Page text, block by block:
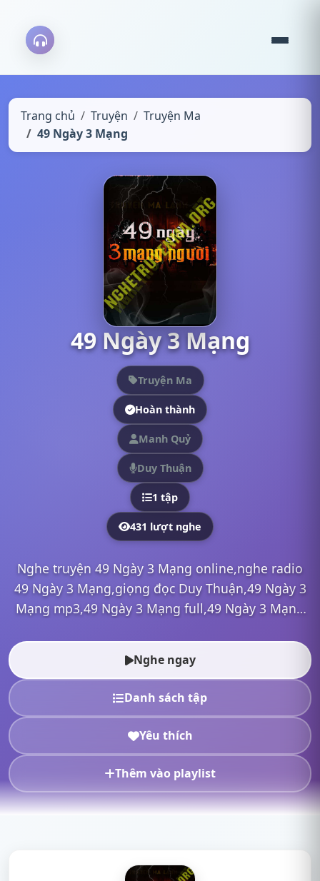
Trang chủ Truyện
Truyện Ma
49 Ngày 3 Mạng
49 Ngày 3 Mạng
Truyện Ma
Hoàn thành
Manh Quỷ
Duy Thuận
1 tập
431 lượt nghe
Nghe truyện 49 Ngày 3 Mạng online,nghe radio
49 Ngày 3 Mạng,giọng đọc Duy Thuận,49 Ngày 3
Mạng mp3,49 Ngày 3 Mạng full,49 Ngày 3 Mạng
Nghe ngay
Danh sách tập
Yêu thích
Thêm vào playlist